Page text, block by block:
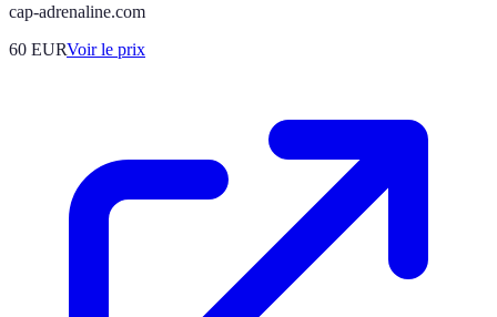
cap-adrenaline.com
60 EURVoir le prix